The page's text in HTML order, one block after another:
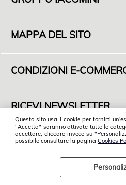
Questo sito usa i cookie per fornirti
"Accetta" saranno attivate tutte le
accettare, cliccare invece su
possibile consultare la pagina Cookies
S.Legale: Via Casal dell'Abete 16
Sede Commerciale: S.P. Monterozzi
Angolo Via F. De Cesaris - 01016
MAPPA DEL SITO
Servizi
Contatti
CONDIZIONI E-
Privacy Policy
Cookies Policy
Postvendita
RICEVI NEWSLETTER
Vuoi tenerti informato
Iscriviti alla
© 2018 Gruppo Iacomini.
Preferenze